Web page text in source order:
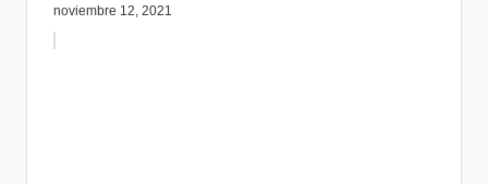
noviembre 12, 2021